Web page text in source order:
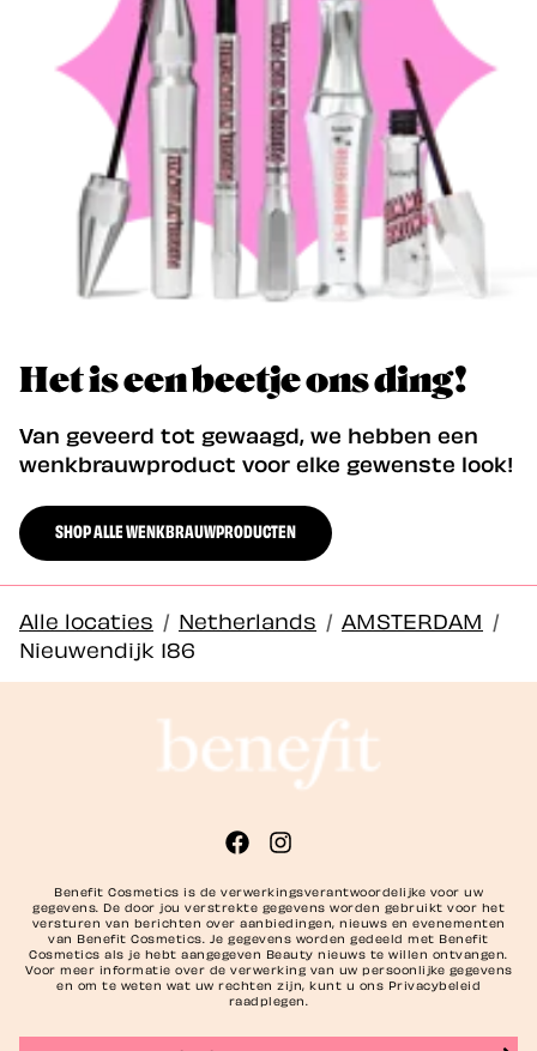
Het is een beetje ons ding!
Van geveerd tot gewaagd, we hebben een
wenkbrauwproduct voor elke gewenste look!
SHOP ALLE WENKBRAUWPRODUCTEN
Alle locaties / Netherlands / AMSTERDAM /
Nieuwendijk 186
Benefit Cosmetics is de verwerkingsverantwoordelijke voor uw
gegevens. De door jou verstrekte gegevens worden gebruikt voor het
versturen van berichten over aanbiedingen, nieuws en evenementen
van Benefit Cosmetics. Je gegevens worden gedeeld met Benefit
Cosmetics als je hebt aangegeven Beauty nieuws te willen ontvangen.
Voor meer informatie over de verwerking van uw persoonlijke gegevens
en om te weten wat uw rechten zijn, kunt u ons Privacybeleid
raadplegen.